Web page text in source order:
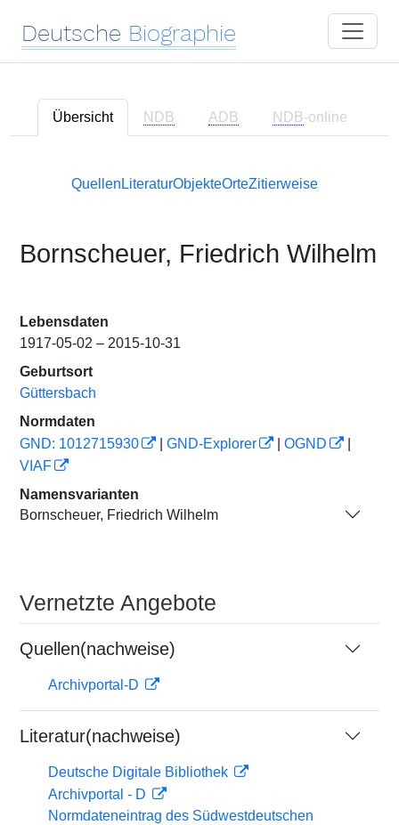
Deutsche Biographie
Übersicht NDB ADB NDB-online
Quellen LiteraturObjekteOrteZitierweise
Bornscheuer, Friedrich Wilhelm
Lebensdaten
1917-05-02 – 2015-10-31
Geburtsort
Güttersbach
Normdaten
GND: 1012715930
GND-Explorer OGND
VIAF
Namensvarianten
Bornscheuer, Friedrich Wilhelm
Vernetzte Angebote
Quellen(nachweise)
Archivportal-D
Literatur(nachweise)
Deutsche Digitale Bibliothek
Archivportal - D
Normdateneintrag des Südwestdeutschen